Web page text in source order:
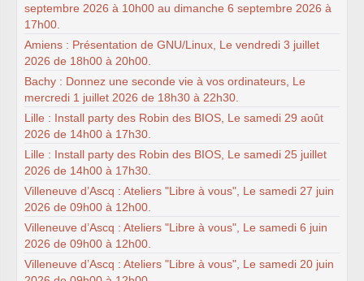
septembre 2026 à 10h00 au dimanche 6 septembre 2026 à
17h00.
Amiens : Présentation de GNU/Linux, Le vendredi 3 juillet
2026 de 18h00 à 20h00.
Bachy : Donnez une seconde vie à vos ordinateurs, Le
mercredi 1 juillet 2026 de 18h30 à 22h30.
Lille : Install party des Robin des BIOS, Le samedi 29 août
2026 de 14h00 à 17h30.
Lille : Install party des Robin des BIOS, Le samedi 25 juillet
2026 de 14h00 à 17h30.
Villeneuve d’Ascq : Ateliers "Libre à vous", Le samedi 27 juin
2026 de 09h00 à 12h00.
Villeneuve d’Ascq : Ateliers "Libre à vous", Le samedi 6 juin
2026 de 09h00 à 12h00.
Villeneuve d’Ascq : Ateliers "Libre à vous", Le samedi 20 juin